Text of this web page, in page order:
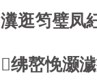
瀵逛笉璧凤
绋嶅悗灏